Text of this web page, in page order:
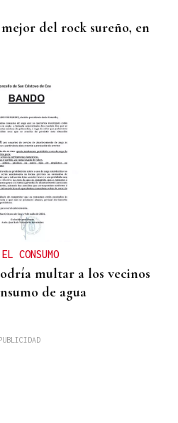
del rock sureño, en
CONSUMO
multar a los vecinos
de agua